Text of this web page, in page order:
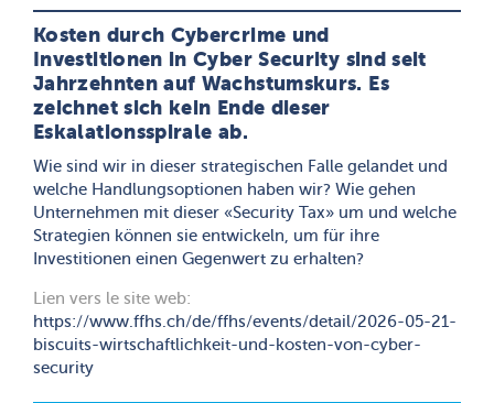
Kosten durch Cybercrime und
Investitionen in Cyber Security sind seit
Jahrzehnten auf Wachstumskurs. Es
zeichnet sich kein Ende dieser
Eskalationsspirale ab.
Wie sind wir in dieser strategischen Falle gelandet und
welche Handlungsoptionen haben wir? Wie gehen
Unternehmen mit dieser «Security Tax» um und welche
Strategien können sie entwickeln, um für ihre
Investitionen einen Gegenwert zu erhalten?
Lien vers le site web:
https://www.ffhs.ch/de/ffhs/events/detail/2026-05-21-
biscuits-wirtschaftlichkeit-und-kosten-von-cyber-
security